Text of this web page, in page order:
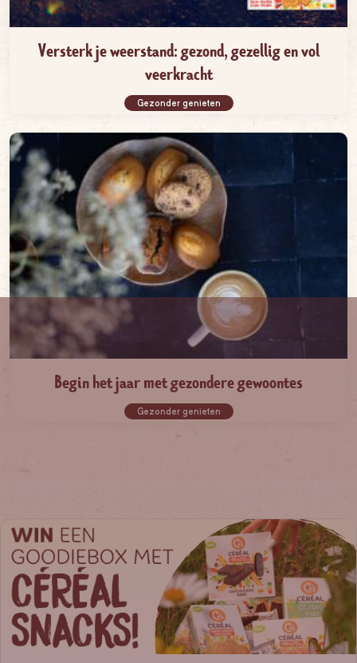
Versterk je weerstand: gezond, gezellig en vol
veerkracht
Gezonder genieten
Begin het jaar met gezondere gewoontes
Gezonder genieten